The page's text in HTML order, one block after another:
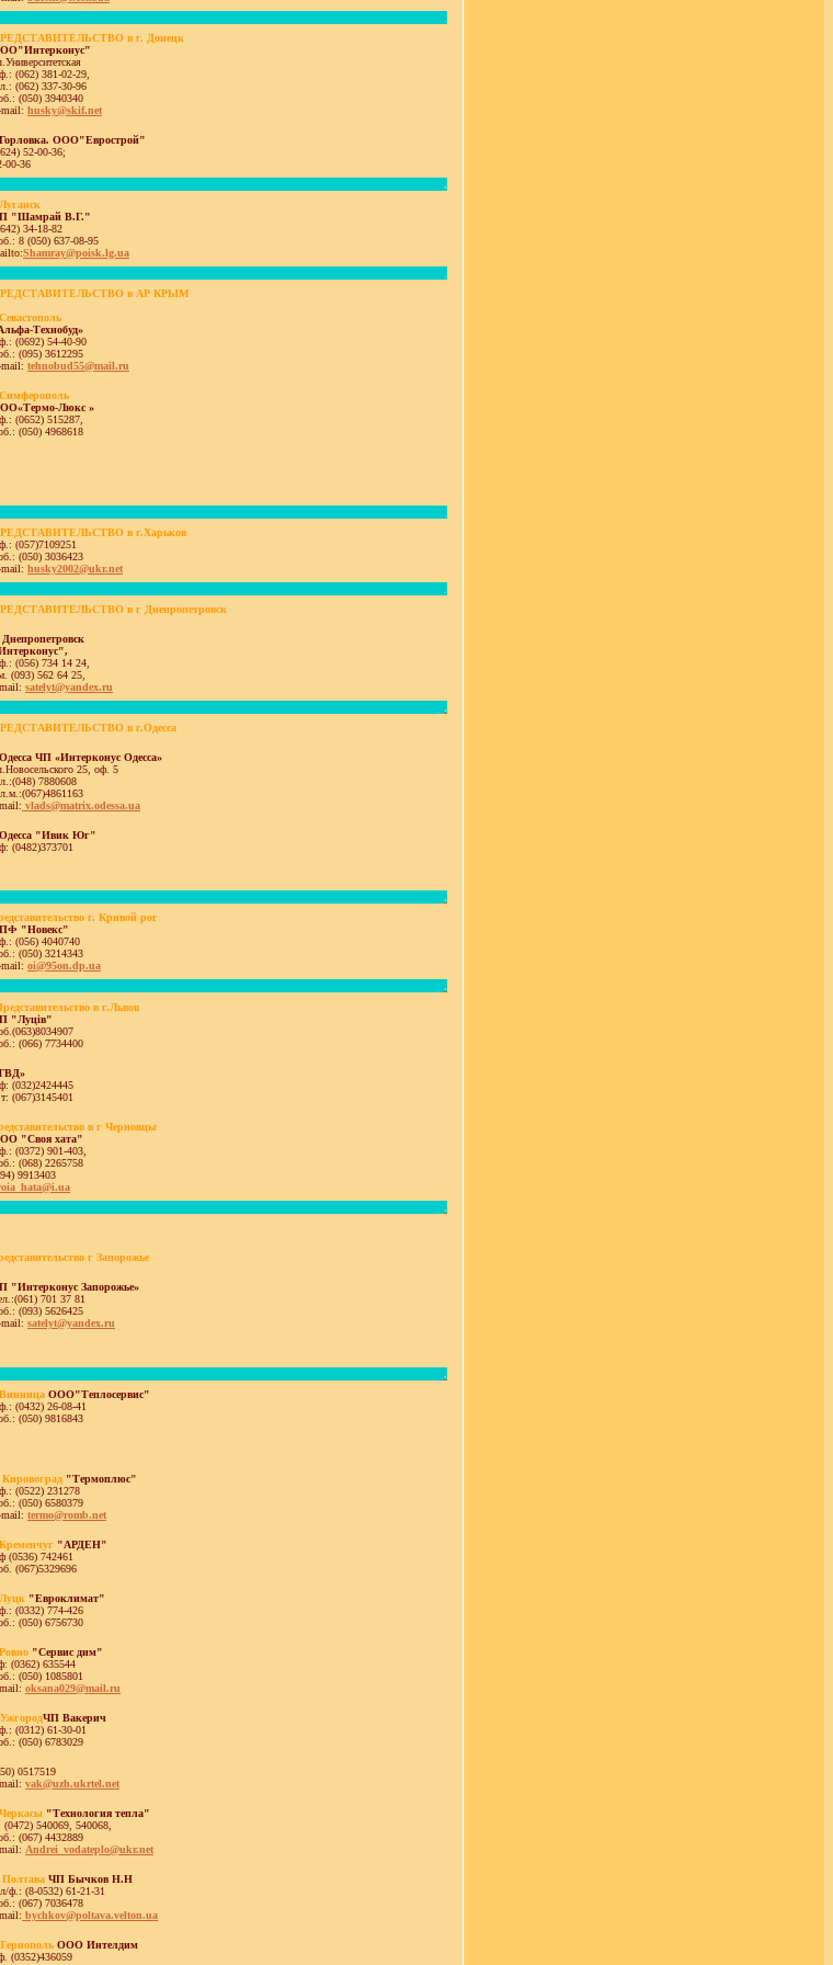
в г. Донецк
(062) 381-02-29,
(062) 337-30-96
(050) 3940340
husky@skif.net
ООО"Еврострой"
52-00-36;
00-36
.
"Шамрай В.Г."
34-18-82
8 (050) 637-08-95
Shamray@poisk.lg.ua
в АР КРЫМ
Технобуд»
(0692) 54-40-90
(095) 3612295
tehnobud55@mail.ru
Люкс »
(0652) 515287,
(050) 4968618
в г.Харьков
(057)7109251
(050) 3036423
husky2002@ukr.net
в г Днепропетровск
Днепропетровск
(056) 734 14 24,
(093) 562 64 25,
satelyt@yandex.ru
.
в г.Одесса
ЧП «Интерконус Одесса»
25, оф. 5
7880608
vlads@matrix.odessa.ua
"Ивик Юг"
(0482)373701
.
г. Кривой рог
"Новекс"
(056) 4040740
(050) 3214343
oi@95on.dp.ua
.
в г.Львов
"Луців"
(066) 7734400
(032)2424445
(067)3145401
в г Черновцы
"Cвоя хата"
(0372) 901-403,
(068) 2265758
9913403
.
г Запорожье
"Интерконус Запорожье»
701 37 81
(093) 5626425
satelyt@yandex.ru
.
ООО"Теплосервис"
(0432) 26-08-41
(050) 9816843
Кировоград "Термоплюс"
(0522) 231278
(050) 6580379
termo@romb.net
"АРДЕН"
(0536) 742461
(067)5329696
"Евроклимат"
(0332) 774-426
(050) 6756730
"Сервис дим"
(0362) 635544
(050) 1085801
oksana029@mail.ru
ЧП Вакерич
(0312) 61-30-01
(050) 6783029
0517519
vak@uzh.ukrtel.net
"Технология тепла"
(0472) 540069, 540068,
(067) 4432889
Andrei_vodateplo@ukr.net
Полтава ЧП Бычков Н.Н
ф.: (8-0532) 61-21-31
(067) 7036478
bychkov@poltava.velton.ua
ООО Интелдим
(0352)436059